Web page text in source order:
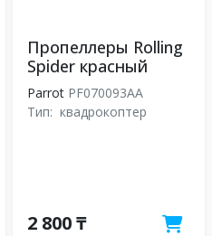
Пропеллеры Rolling
Spider красный
Parrot PF070093AA
Тип: квадрокоптер
2 800 ₸